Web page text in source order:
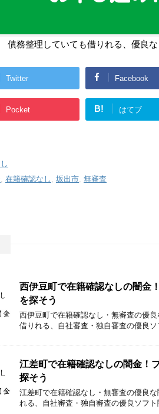
債務整理していても借りれる、優良
Twitter Facebook
Pocket B! はてブ
, 在籍確認なし , 坂出市, 無審査
西伊豆町で在籍確認なしの闇金
を探そう
西伊豆町で在籍確認なし・無審査の優
借りれる、自社審査・独自審査の優良ソ
江差町で在籍確認なしの闇金！
探そう
江差町で在籍確認なし・無審査の優良
れる、自社審査・独自審査の優良ソフト